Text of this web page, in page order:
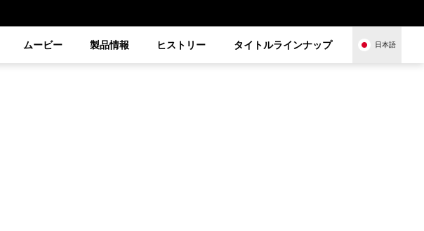
ムービー 製品情報 ヒストリー タイトルラインナップ 日本語